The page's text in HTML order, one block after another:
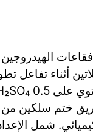
ختم سلكين من
شمل